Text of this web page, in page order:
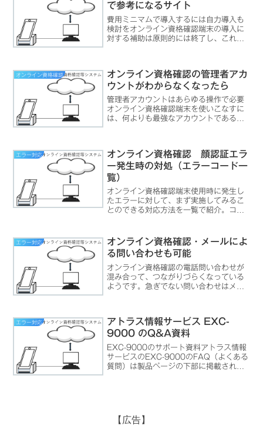
で参考になるサイト
費用ミニマムで導入するには自力導入も
検討をオンライン資格確認端末の導入に
対する補助は原則的には終了し、これか
格確認端末を自らセットア...
オンライン資格確認
オンライン資格確認の管理者アカ
ウントがわからなくなったら
管理者アカウントはあらゆる操作で必要
オンライン資格確認端末を使いこなすに
は、何よりも最強なアカウントである
ップする際に必ず作成されて...
エラー対応
オンライン資格確認 顔認証エラ
ー発生時の対処（エラーコード一
覧）
オンライン資格確認端末使用時に発生し
たエラーに対して、まず実施してみるこ
とのできる対応方法を一覧で紹介。コー
す。
エラー対応
オンライン資格確認・メールによ
る問い合わせも可能
オンライン資格確認の電話問い合わせが
混み合って、つながりづらくなっている
ようです。急ぎでない問い合わせはメー
エラー対応
アトラス情報サービス EXC-
9000 のQ&A資料
EXC-9000のサポート資料アトラス情報
サービスのEXC-9000のFAQ（よくある
質問）は製品ページの下部に掲載されて
【広告】